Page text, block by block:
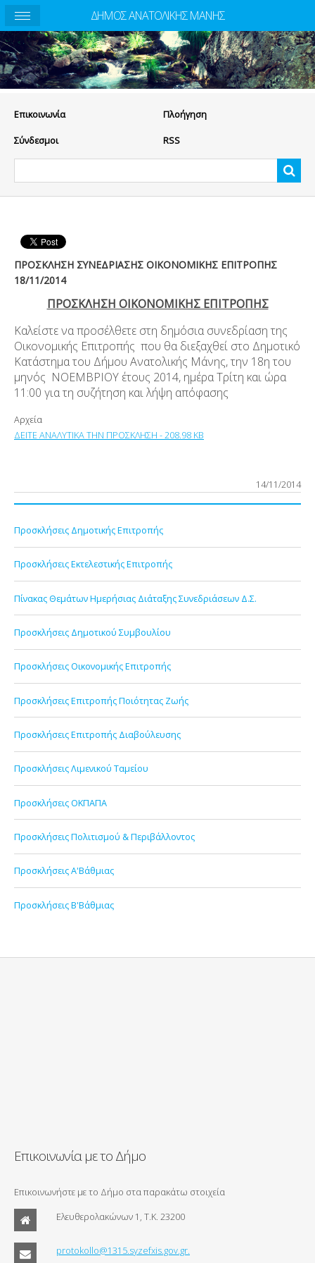
Eπικοινωνία Πλοήγηση
Σύνδεσμοι RSS
ΠΡΟΣΚΛΗΣΗ ΣΥΝΕΔΡΙΑΣΗΣ ΟΙΚΟΝΟΜΙΚΗΣ ΕΠΙΤΡΟΠΗΣ
18/11/2014
ΠΡΟΣΚΛΗΣΗ ΟΙΚΟΝΟΜΙΚΗΣ ΕΠΙΤΡΟΠΗΣ
Καλείστε να προσέλθετε στη δημόσια συνεδρίαση της
Οικονομικής Επιτροπής που θα διεξαχθεί στο Δημοτικό
Κατάστημα του Δήμου Ανατολικής Μάνης, την 18η του
μηνός ΝΟΕΜΒΡΙΟΥ έτους 2014, ημέρα Τρίτη και ώρα
11:00 για τη συζήτηση και λήψη απόφασης
Αρχεία
ΔΕΙΤΕ ΑΝΑΛΥΤΙΚΑ ΤΗΝ ΠΡΟΣΚΛΗΣΗ - 208.98 KB
14/11/2014
Προσκλήσεις Δημοτικής Επιτροπής
Προσκλήσεις Εκτελεστικής Επιτροπής
Πίνακας Θεμάτων Ημερήσιας Διάταξης Συνεδριάσεων Δ.Σ.
Προσκλήσεις Δημοτικού Συμβουλίου
Προσκλήσεις Οικονομικής Επιτροπής
Προσκλήσεις Επιτροπής Ποιότητας Ζωής
Προσκλήσεις Επιτροπής Διαβούλευσης
Προσκλήσεις Λιμενικού Ταμείου
Προσκλήσεις ΟΚΠΑΠΑ
Προσκλήσεις Πολιτισμού & Περιβάλλοντος
Προσκλήσεις Α'Βάθμιας
Προσκλήσεις Β'Βάθμιας
Επικοινωνία με το Δήμο
Επικοινωνήστε με το Δήμο στα παρακάτω στοιχεία
Ελευθερολακώνων 1, Τ.Κ. 23200
protokollo@1315.syzefxis.gov.gr.
ΔΗΜΟΣ ΑΝΑΤΟΛΙΚΗΣ ΜΑΝΗΣ